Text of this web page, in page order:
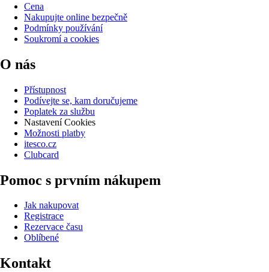
Cena
Nakupujte online bezpečně
Podmínky používání
Soukromí a cookies
O nás
Přístupnost
Podívejte se, kam doručujeme
Poplatek za službu
Nastavení Cookies
Možnosti platby
itesco.cz
Clubcard
Pomoc s prvním nákupem
Jak nakupovat
Registrace
Rezervace času
Oblíbené
Kontakt